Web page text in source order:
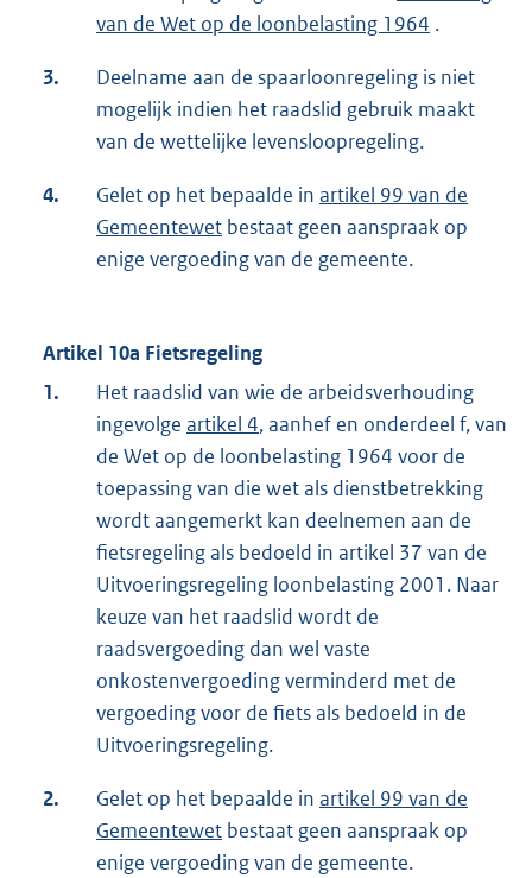
van de Wet op de loonbelasting 1964 .
3.
Deelname aan de spaarloonregeling is niet
mogelijk indien het raadslid gebruik maakt
van de wettelijke levensloopregeling.
4. Gelet op het bepaalde in artikel 99 van de
Gemeentewet bestaat geen aanspraak op
enige vergoeding van de gemeente.
Artikel 10a Fietsregeling
1.
Het raadslid van wie de arbeidsverhouding
ingevolge artikel 4, aanhef en onderdeel f, van
de Wet op de loonbelasting 1964 voor de
toepassing van die wet als dienstbetrekking
wordt aangemerkt kan deelnemen aan de
fietsregeling als bedoeld in artikel 37 van de
Uitvoeringsregeling loonbelasting 2001. Naar
keuze van het raadslid wordt de
raadsvergoeding dan wel vaste
onkostenvergoeding verminderd met de
vergoeding voor de fiets als bedoeld in de
Uitvoeringsregeling.
2. Gelet op het bepaalde in artikel 99 van de
Gemeentewet bestaat geen aanspraak op
enige vergoeding van de gemeente.